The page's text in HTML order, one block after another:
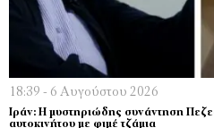
18:39 - 6 Αυγούστου 2026
Ιράν: Η μυστηριώδης συνάντηση
αυτοκινήτου με φιμέ τζάμια